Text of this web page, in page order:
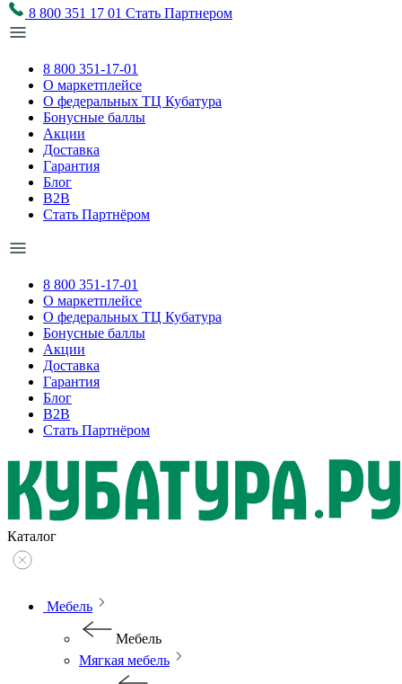
8 800 351 17 01 Стать Партнером
8 800 351-17-01
О маркетплейсе
О федеральных ТЦ Кубатура
Бонусные баллы
Акции
Доставка
Гарантия
Блог
B2B
Стать Партнёром
8 800 351-17-01
О маркетплейсе
О федеральных ТЦ Кубатура
Бонусные баллы
Акции
Доставка
Гарантия
Блог
B2B
Стать Партнёром
Каталог
Мебель
Мебель
Мягкая мебель